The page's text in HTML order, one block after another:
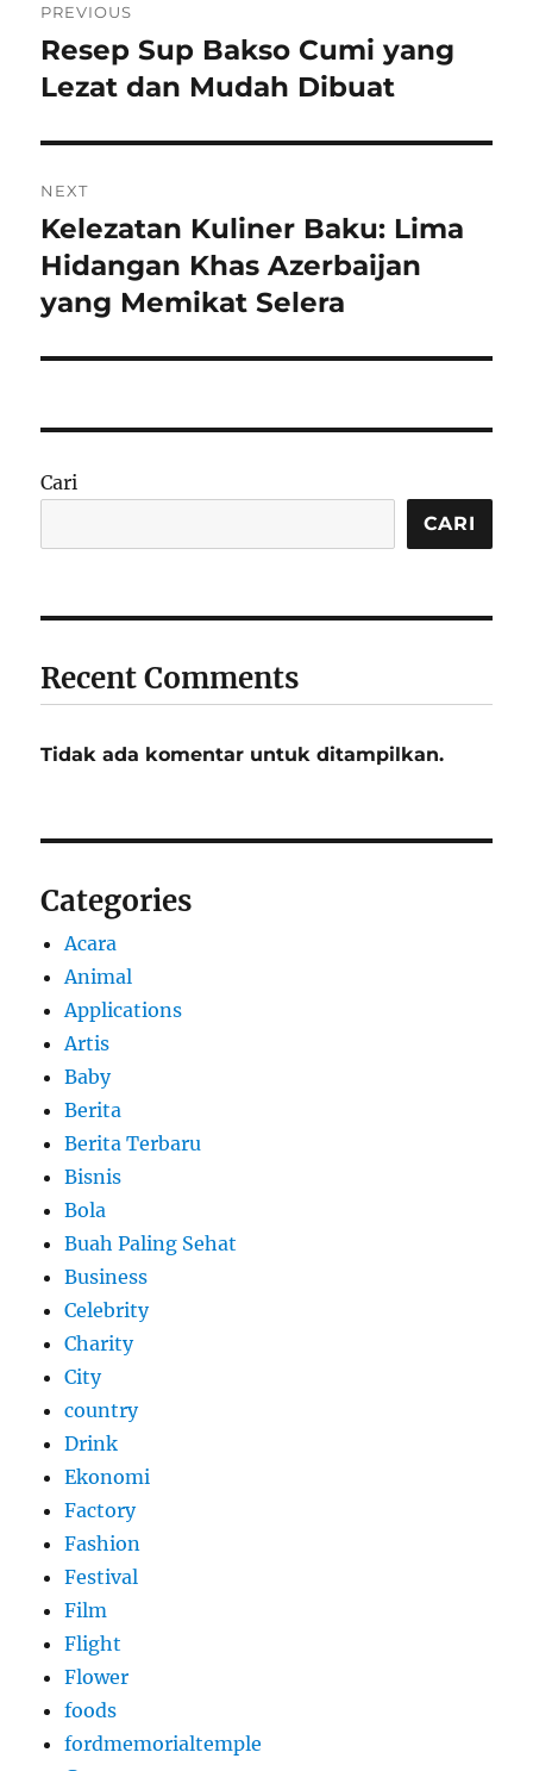
pos
PREVIOUS
Previous
post:
Resep Sup Bakso Cumi yang
Lezat dan Mudah Dibuat
NEXT
Next
post:
Kelezatan Kuliner Baku: Lima
Hidangan Khas Azerbaijan
yang Memikat Selera
Cari
CARI
Recent Comments
Tidak ada komentar untuk ditampilkan.
Categories
Acara
Animal
Applications
Artis
Baby
Berita
Berita Terbaru
Bisnis
Bola
Buah Paling Sehat
Business
Celebrity
Charity
City
country
Drink
Ekonomi
Factory
Fashion
Festival
Film
Flight
Flower
foods
fordmemorialtemple